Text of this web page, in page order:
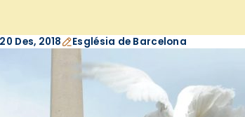
20 Des, 2018 Església de Barcelona